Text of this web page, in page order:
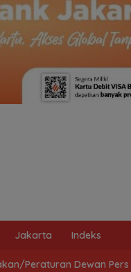
Jakarta Indeks
Peraturan Dewan Pers